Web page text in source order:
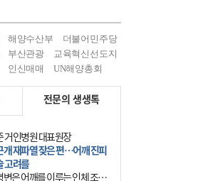
해양수산부
더불어민주당
부산관광
교육혁신선도지
인신매매 UN해양총회
전문의 생생톡
한국한의원 대표원장
, 몸·마음 균형 회복부터 시작
조기 발견’에 대한 관심이 커